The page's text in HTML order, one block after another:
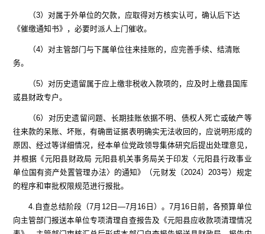
（3）对属于外单位的欠款 ， 应取得对方核实认可，确认后下达
《催缴通知书》，必要时派人上门催收。
（4） 对主管部门与下属单位往来挂账的，应完善手续、结清账
务。
（5）对历史遗留属于应上缴非税收入款项的 ，应及时上缴县 国库
或县财政专户。
（6）对历史遗留问题、长期挂账依据不明、债权人死亡或破产等
往来款的呆账、坏账，有确凿证据表明确实无法收回的，应说明形成的
原因、经过等详细情况，经本单位党政领导集体研究后提出处理意见，
并根据 《元阳县财政局 元阳县机关事务局关于印发 〈元阳县行政事业
单位国有资产处置管理办法〉 的通知》（元财发〔2024〕203号） 规定
的程序和审批权限规范进行报批。
4. 自查总结 阶段（7月 12日 —7月 16 日） 。7月 16 日前，各预算单位
向主管部门报送本单位专项清理自查报告及《元阳县应收款项清理情况